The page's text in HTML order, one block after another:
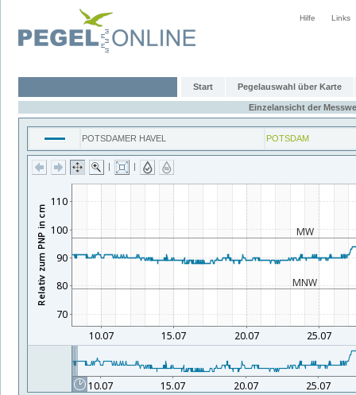
Hilfe Links
Start Pegelauswahl über Karte
Einzelansicht der
POTSDAMER HAVEL POTSDAM
| |